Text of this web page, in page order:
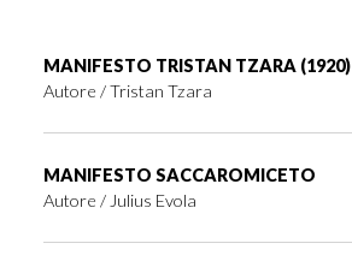
MANIFESTO TRISTAN TZARA (1920)
Autore /Tristan Tzara
MANIFESTO SACCAROMICETO
Autore / Julius Evola